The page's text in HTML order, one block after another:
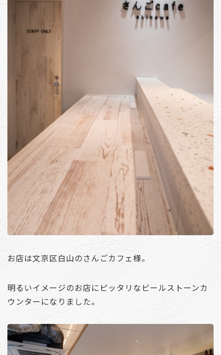
お店は文京区白山のさんごカフェ様。
明るいイメージのお店にピッタリなビールストーンカ
ウンターになりました。